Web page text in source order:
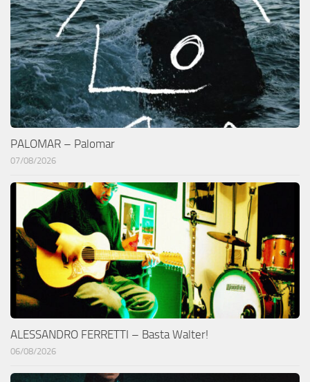
PALOMAR – Palomar
07/08/2026
ALESSANDRO FERRETTI – Basta Walter!
06/08/2026